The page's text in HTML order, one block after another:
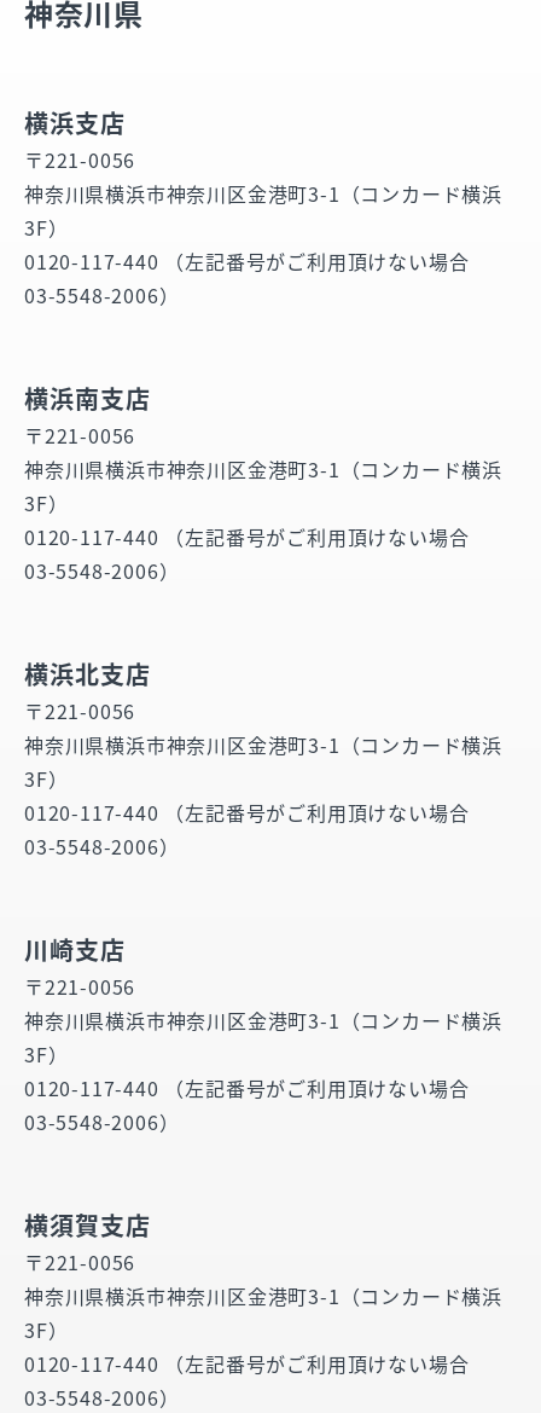
神奈川県
横浜支店
〒221-0056
神奈川県横浜市神奈川区金港町3-1（コンカード横浜
3F）
0120-117-440 （左記番号がご利用頂けない場合
03-5548-2006）
横浜南支店
〒221-0056
神奈川県横浜市神奈川区金港町3-1（コンカード横浜
3F）
0120-117-440 （左記番号がご利用頂けない場合
03-5548-2006）
横浜北支店
〒221-0056
神奈川県横浜市神奈川区金港町3-1（コンカード横浜
3F）
0120-117-440 （左記番号がご利用頂けない場合
03-5548-2006）
川崎支店
〒221-0056
神奈川県横浜市神奈川区金港町3-1（コンカード横浜
3F）
0120-117-440 （左記番号がご利用頂けない場合
03-5548-2006）
横須賀支店
〒221-0056
神奈川県横浜市神奈川区金港町3-1（コンカード横浜
3F）
0120-117-440 （左記番号がご利用頂けない場合
03-5548-2006）